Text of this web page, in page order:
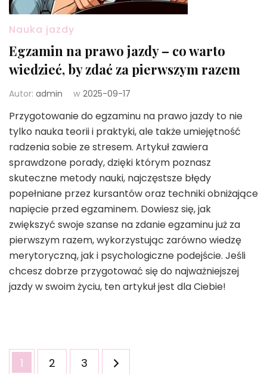
Nauka jazdy
Egzamin na prawo jazdy – co warto
wiedzieć, by zdać za pierwszym razem
Autor: admin w 2025-09-17
Przygotowanie do egzaminu na prawo jazdy to nie
tylko nauka teorii i praktyki, ale także umiejętność
radzenia sobie ze stresem. Artykuł zawiera
sprawdzone porady, dzięki którym poznasz
skuteczne metody nauki, najczęstsze błędy
popełniane przez kursantów oraz techniki obniżające
napięcie przed egzaminem. Dowiesz się, jak
zwiększyć swoje szanse na zdanie egzaminu już za
pierwszym razem, wykorzystując zarówno wiedzę
merytoryczną, jak i psychologiczne podejście. Jeśli
chcesz dobrze przygotować się do najważniejszej
jazdy w swoim życiu, ten artykuł jest dla Ciebie!
Stronicowanie
Strona
1 Strona
2 Strona
3